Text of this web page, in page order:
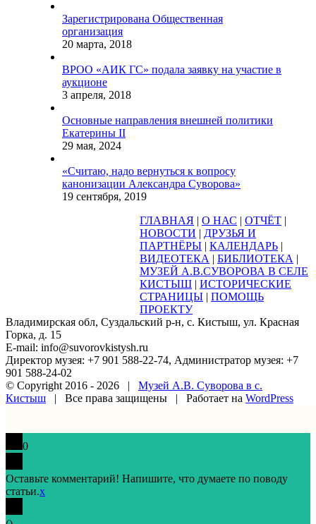
Зарегистрирована Общественная
организация
20 марта, 2018
ВРОО «АИК ГС» подала заявку на участие в
аукционе
3 апреля, 2018
Основные направления внешней политики
Екатерины II
29 мая, 2024
«Считаю, надо вернуться к вопросу
канонизации Александра Суворова»
19 сентября, 2019
ГЛАВНАЯ | О НАС | ОТЧЁТ |
НОВОСТИ | ДРУЗЬЯ И
ПАРТНЁРЫ | КАЛЕНДАРЬ |
ВИДЕОТЕКА | БИБЛИОТЕКА |
МУЗЕЙ А.В.СУВОРОВА В СЕЛЕ
КИСТЫШ | ИСТОРИЧЕСКИЕ
СТРАНИЦЫ | ПОМОЩЬ
ПРОЕКТУ
Владимирская обл, Суздальский р-н, с. Кистыш, ул. Красная
Горка, д. 15
E-mail: info@suvorovkistysh.ru
Директор музея: +7 901 588-22-74, Администратор музея: +7
901 588-24-02
© Copyright 2016 - 2026 | Музей А.В. Суворова в с.
Кистыш | Все права защищены | Работает на WordPress
0
Оставьте комментарий! Напишите, что думаете по поводу
статьи.x